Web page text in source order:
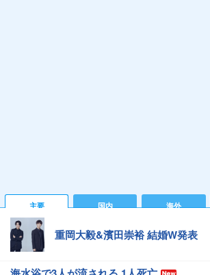
主要 国内 海外
重岡大毅&濱田崇裕 結婚W発表